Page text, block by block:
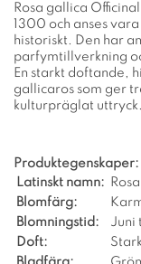
Rosa gallica
1300 och anses
historiskt. Den har
parfymtillverkning
En starkt doftande,
gallicaros som ger
kulturpräglat uttryck.
Produktegenskaper:
Latinskt namn:
Blomfärg:
Blomningstid:
Juni
Doft: